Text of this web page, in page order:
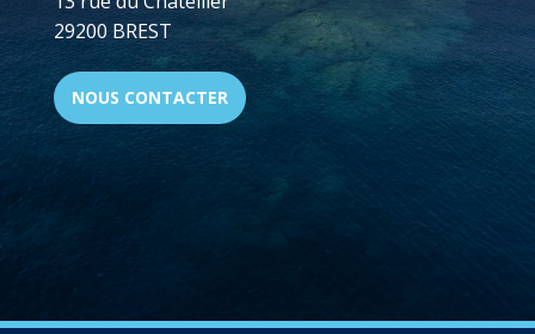
29200 BREST
NOUS CONTACTER